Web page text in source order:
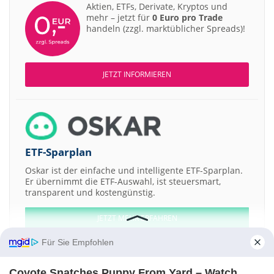
Aktien, ETFs, Derivate, Kryptos und
mehr – jetzt für 0 Euro pro Trade
handeln (zzgl. marktüblicher Spreads)!
JETZT INFORMIEREN
ETF-Sparplan
Oskar ist der einfache und intelligente ETF-Sparplan.
Er übernimmt die ETF-Auswahl, ist steuersmart,
transparent und kostengünstig.
JETZT MEHR ERFAHREN
Für Sie Empfohlen